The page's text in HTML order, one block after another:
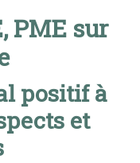
PME sur
positif à
et